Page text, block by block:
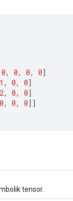
0, 0, 0, 0]
1 , 0, 0]
2, 0, 0]
0, 0, 0]]
tensor.